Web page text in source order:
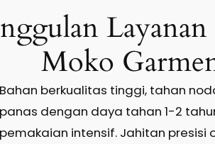
Moko
Bahan berkualitas tinggi, tahan
panas dengan daya tahan 1-2
pemakaian intensif. Jahitan presisi